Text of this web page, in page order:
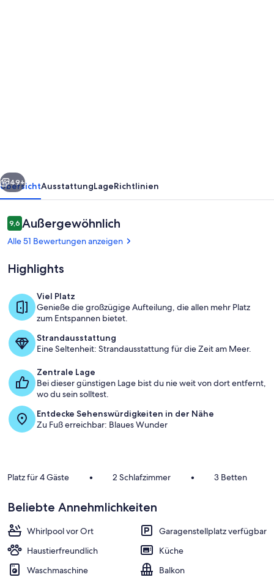
2Balkonen
Außenbereich
Weiter
49+
ÜbersichtAusstattungLageRichtlinien
Bewertungen
9,69,6 von 10.
Außergewöhnlich
Alle 51 Bewertungen anzeigen
Highlights
Viel Platz
Genieße die großzügige Aufteilung, die allen mehr Platz
zum Entspannen bietet.
Strandausstattung
Eine Seltenheit: Strandausstattung für die Zeit am Meer.
Zentrale Lage
Bei dieser günstigen Lage bist du nie weit von dort entfernt,
wo du sein solltest.
Entdecke Sehenswürdigkeiten in der Nähe
Zu Fuß erreichbar: Blaues Wunder
Platz für 4 Gäste • 2 Schlafzimmer • 3 Betten
Beliebte Annehmlichkeiten
Whirlpool vor Ort
Garagenstellplatz verfügbar
Haustierfreundlich
Küche
Waschmaschine
Balkon